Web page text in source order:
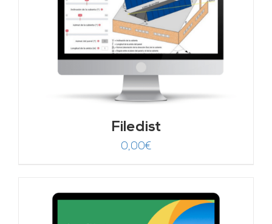
Filedist
0,00€